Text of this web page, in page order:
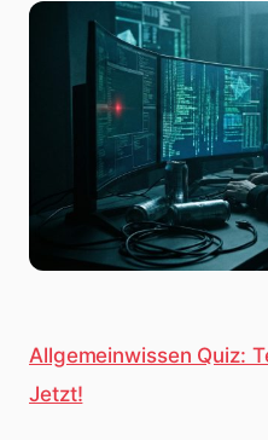
Allgemeinwissen Quiz:
Jetzt!